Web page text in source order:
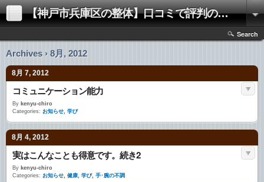
【神戸市兵庫区の整体】口コミで評判の「きむらけんゆう整体院」
Search
Archives › 8月, 2012
8月 7, 2012
コミュニケーション能力
By kenyu-chiro
Categories: お知らせ, 学び
8月 4, 2012
実はこんなことも得意です。続き2
By kenyu-chiro
Categories: お知らせ, 健康, 学び, 手･腕の不調